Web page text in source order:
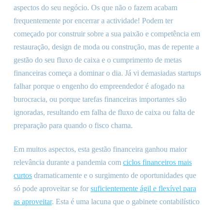
aspectos do seu negócio. Os que não o fazem acabam
frequentemente por encerrar a actividade! Podem ter
começado por construir sobre a sua paixão e competência em
restauração, design de moda ou construção, mas de repente a
gestão do seu fluxo de caixa e o cumprimento de metas
financeiras começa a dominar o dia. Já vi demasiadas startups
falhar porque o engenho do empreendedor é afogado na
burocracia, ou porque tarefas financeiras importantes são
ignoradas, resultando em falha de fluxo de caixa ou falta de
preparação para quando o fisco chama.
Em muitos aspectos, esta gestão financeira ganhou maior
relevância durante a pandemia com ciclos financeiros mais
curtos dramaticamente e o surgimento de oportunidades que
só pode aproveitar se for suficientemente ágil e flexível para
as aproveitar. Esta é uma lacuna que o gabinete contabilístico